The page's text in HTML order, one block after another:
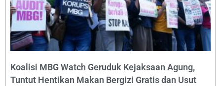
Koalisi MBG Watch Geruduk Kejaksaan Agung,
Tuntut Hentikan Makan Bergizi Gratis dan Usut